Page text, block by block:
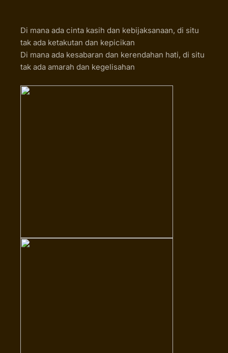
Di mana ada cinta kasih dan kebijaksanaan, di situ
tak ada ketakutan dan kepicikan
Di mana ada kesabaran dan kerendahan hati, di situ
tak ada amarah dan kegelisahan